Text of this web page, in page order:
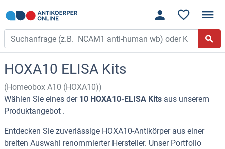
HOXA10 ELISA Kits
(Homeobox A10 (HOXA10))
Wählen Sie eines der 10 HOXA10-ELISA Kits aus unserem
Produktangebot .
Entdecken Sie zuverlässige HOXA10-Antikörper aus einer
breiten Auswahl renommierter Hersteller. Unser Portfolio